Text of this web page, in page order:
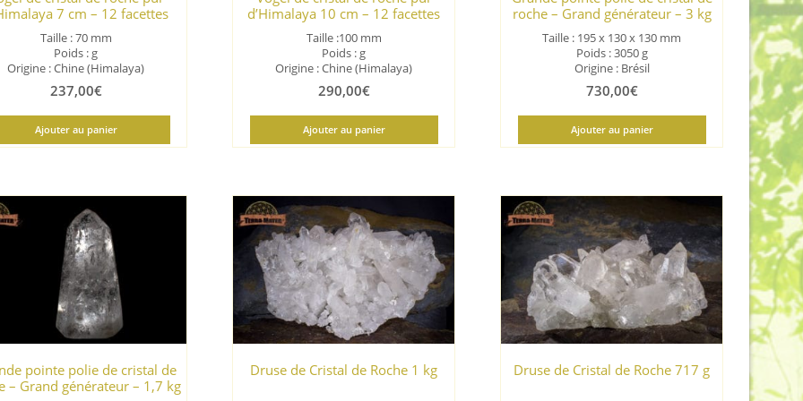
7 cm – 12 facettes
Taille : 70 mm
Poids : g
Origine : Chine (Himalaya)
237,00€
Ajouter au panier
d’Himalaya 10 cm – 12 facettes
Taille :100 mm
Poids : g
Origine : Chine (Himalaya)
290,00€
Ajouter au panier
roche – Grand générateur – 3 kg
Taille : 195 x 130 x 130 mm
Poids : 3050 g
Origine : Brésil
730,00€
Ajouter au panier
pointe polie de cristal de
– Grand générateur – 1,7 kg
Druse de Cristal de Roche 1 kg Druse de Cristal de Roche 717 g